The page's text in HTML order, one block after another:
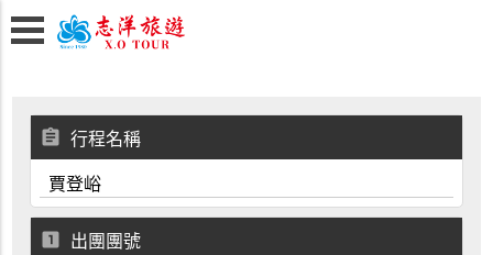
assignment 行程名稱
looks_one 出團團號